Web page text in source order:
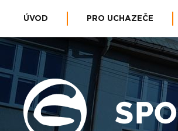
ÚVOD PRO UCHAZEČE